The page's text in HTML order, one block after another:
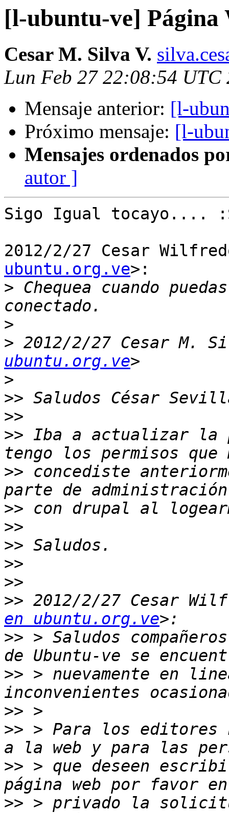
[l-ubuntu-ve] Página
Cesar M. Silva V.
Lun Feb 27 22:08:54 UTC
Mensaje anterior: [l-
Próximo mensaje: [l-
Mensajes ordenados
autor ]
Sigo Igual tocayo....
2012/2/27 Cesar
ubuntu.org.ve>:
> Chequea cuando
>
> 2012/2/27 Cesar M.
ubuntu.org.ve
>
>>
>>
>> Iba a actualizar la
>> concediste
>>
>>
>>
>>
>>
>> 2012/2/27 Cesar
en ubuntu.org.ve
>> > Saludos
>> > nuevamente en
>>
>> > Para los editores
>> > que deseen
>> > privado la